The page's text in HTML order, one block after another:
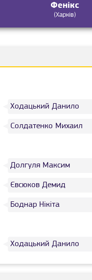
Фенікс
(Харків)
Ходацький Данило
Солдатенко Михаил
Долгуля Максим
Євсюков Демид
Боднар Нікіта
Ходацький Данило